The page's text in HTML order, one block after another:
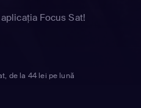
Focus Sat!
de la 44 lei pe lună